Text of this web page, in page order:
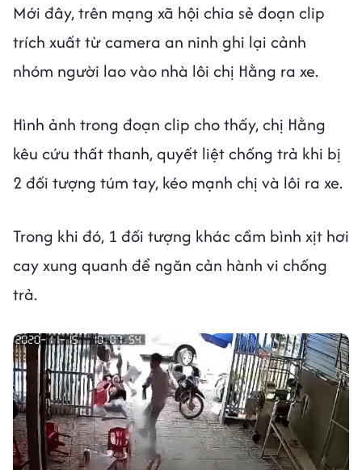
Mới đây, trên mạng xã hội chia sẻ đoạn clip
trích xuất từ camera an ninh ghi lại cảnh
nhóm người lao vào nhà lôi chị Hằng ra xe.
Hình ảnh trong đoạn clip cho thấy, chị Hằng
kêu cứu thất thanh, quyết liệt chống trả khi bị
2 đối tượng túm tay, kéo mạnh chị và lôi ra xe.
Trong khi đó, 1 đối tượng khác cầm bình xịt hơi
cay xung quanh để ngăn cản hành vi chống
trả.